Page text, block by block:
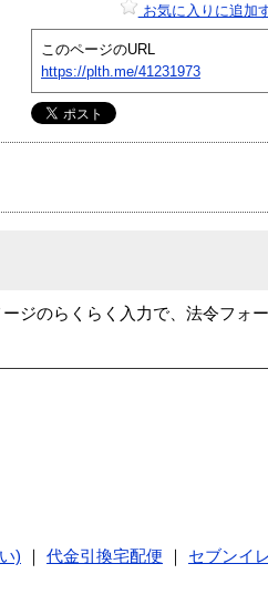
お気に入りに追加
このページのURL
https://plth.me/41231973
ジのらくらく入力で、法令フォ
) 代金引換宅配便
セブンイ